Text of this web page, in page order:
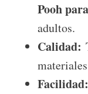
Pooh
adultos.
Calidad:
Facilidad: